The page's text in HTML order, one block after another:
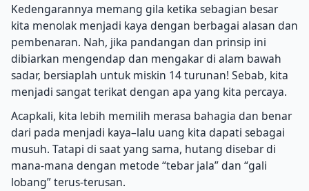
Kedengarannya memang gila ketika sebagian besar
kita menolak menjadi kaya dengan berbagai alasan dan
pembenaran. Nah, jika pandangan dan prinsip ini
dibiarkan mengendap dan mengakar di alam bawah
sadar, bersiaplah untuk miskin 14 turunan! Sebab, kita
menjadi sangat terikat dengan apa yang kita percaya.
Acapkali, kita lebih memilih merasa bahagia dan benar
dari pada menjadi kaya–lalu uang kita dapati sebagai
musuh. Tatapi di saat yang sama, hutang disebar di
mana-mana dengan metode “tebar jala” dan “gali
lobang” terus-terusan.